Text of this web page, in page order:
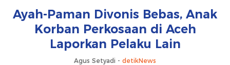
Ayah-Paman Divonis Bebas, Anak
Korban Perkosaan di Aceh
Laporkan Pelaku Lain
Agus Setyadi - detikNews